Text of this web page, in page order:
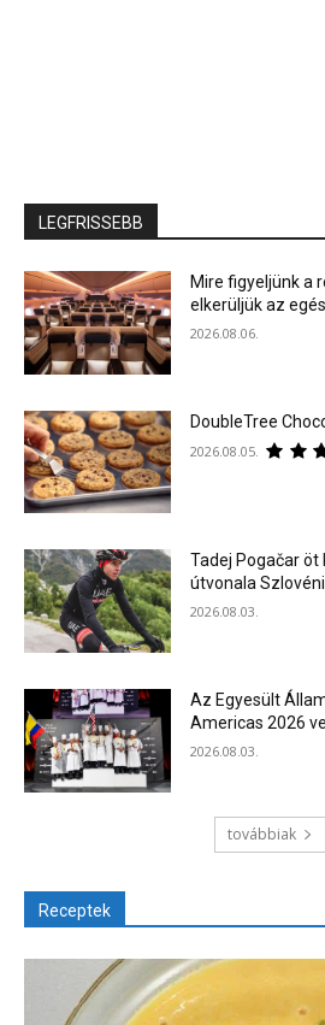
LEGFRISSEBB
Mire figyeljünk a
elkerüljük az
2026.08.06.
DoubleTree
2026.08.05.
Tadej Pogačar öt
útvonala
2026.08.03.
Az Egyesült
Americas 2026
2026.08.03.
továbbiak
Receptek